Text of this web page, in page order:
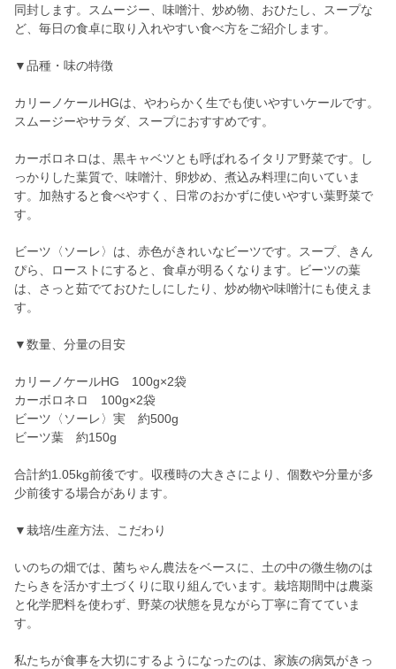
同封します。スムージー、味噌汁、炒め物、おひたし、スープな
ど、毎日の食卓に取り入れやすい食べ方をご紹介します。
▼品種・味の特徴
カリーノケールHGは、やわらかく生でも使いやすいケールです。
スムージーやサラダ、スープにおすすめです。
カーボロネロは、黒キャベツとも呼ばれるイタリア野菜です。し
っかりした葉質で、味噌汁、卵炒め、煮込み料理に向いていま
す。加熱すると食べやすく、日常のおかずに使いやすい葉野菜で
す。
ビーツ〈ソーレ〉は、赤色がきれいなビーツです。スープ、きん
ぴら、ローストにすると、食卓が明るくなります。ビーツの葉
は、さっと茹でておひたしにしたり、炒め物や味噌汁にも使えま
す。
▼数量、分量の目安
カリーノケールHG 100g×2袋
カーボロネロ 100g×2袋
ビーツ〈ソーレ〉実 約500g
ビーツ葉 約150g
合計約1.05kg前後です。収穫時の大きさにより、個数や分量が多
少前後する場合があります。
▼栽培/生産方法、こだわり
いのちの畑では、菌ちゃん農法をベースに、土の中の微生物のは
たらきを活かす土づくりに取り組んでいます。栽培期間中は農薬
と化学肥料を使わず、野菜の状態を見ながら丁寧に育てていま
す。
私たちが食事を大切にするようになったのは、家族の病気がきっ